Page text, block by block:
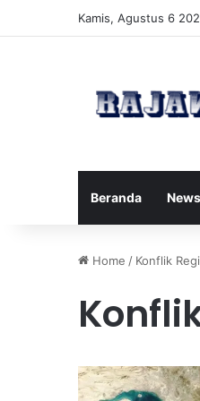
Kamis, Agustus 6
Beranda News
Home / Konflik